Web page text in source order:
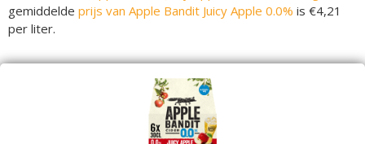
gemiddelde prijs van Apple Bandit Juicy Apple 0.0% is €4,21
per liter.